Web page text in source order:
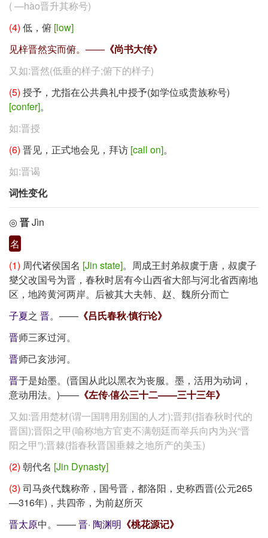
(—hào晋升其称号)
(4) 低，俯 [low]
见梓晋然实而俯。—— 《尚书大传》
又如:晋然(低垂的样子;俯下的样子)
(5) 授予，尤指在公共典礼中授予(如学位或贵族称号)
[confer]。
如:晋授
(6) 晋见，正式地会见，拜访 [call on]。
如:晋谒
词性变化
◎ 晋Jìn
名
(1) 周代诸侯国名 [Jin state]。周成王封弟叔虞于唐，叔虞子
燮父改国号为晋，春秋时居有今山西省大部与河北省西南地
区，地跨黄河两岸。后被其大夫韩、赵、魏所分而亡
子夏之 晋。—— 《吕氏春秋·慎行论》
晋师三豕过河。
晋师己亥涉河。
晋于是始墨。(晋国从此以黑衣为丧服。墨，活用为动词，
意动用法。)—— 《左传·僖公三十二——三十三年》
又如:晋用楚材(谓一国聘用别国的人才);晋邦(指春秋时代的
晋国);晋阳之甲(喻称地方官吏不满朝廷而举兵向内为兴“晋
阳之甲”);晋棘(指春秋晋国垂棘之地所产的美玉)
(2) 朝代名 [Jin Dynasty]
(3) 司马炎代魏称帝，国号晋，都洛阳，史称西晋(公元265
—316年)，共四帝，为前赵所灭
晋太原中。——晋· 陶渊明 《桃花源记》